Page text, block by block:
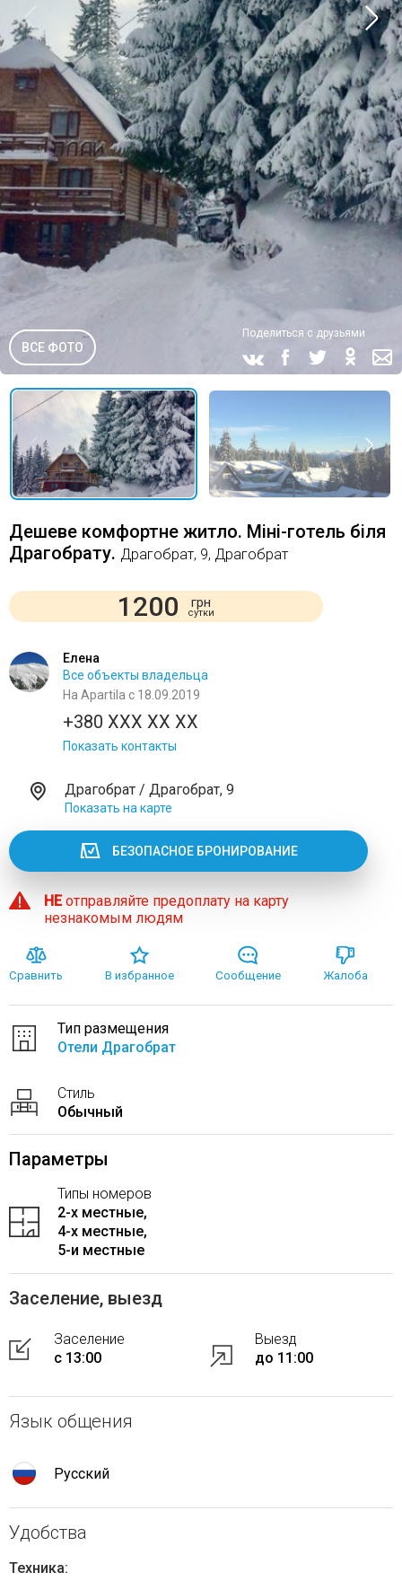
ВСЕ ФОТО
Поделиться с друзьями
Дешеве комфортне житло. Міні-готель біля
Драгобрату. Драгобрат, 9, Драгобрат
1200 грн
сутки
Елена
Все объекты владельца
На Apartila с 18.09.2019
+380 XXX XX XX
Показать контакты
Драгобрат / Драгобрат, 9
Показать на карте
БЕЗОПАСНОЕ БРОНИРОВАНИЕ
НЕотправляйте предоплату на карту
незнакомым людям
Сравнить В избранное Сообщение Жалоба
Тип размещения
Отели Драгобрат
Стиль
Обычный
Параметры
Типы номеров
2-x местные,
4-x местные,
5-и местные
Заселение, выезд
Заселение
с 13:00
Выезд
до 11:00
Язык общения
Русский
Удобства
Техника: